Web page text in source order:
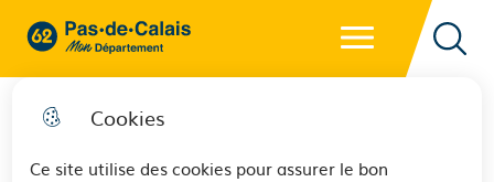
Cookies
Ce site utilise des cookies pour assurer le bon
62 - Pas-de-Calais Mon Département - Retour à l'accueil